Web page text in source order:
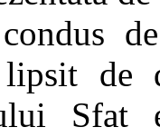
de
Sfat